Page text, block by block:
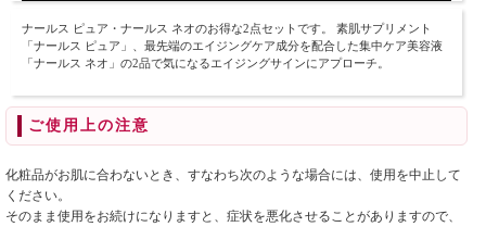
ナールス ピュア・ナールス ネオのお得な2点セットです。 素肌サプリメント
「ナールス ピュア」、最先端のエイジングケア成分を配合した集中ケア美容液
「ナールス ネオ」の2品で気になるエイジングサインにアプローチ。
ご使用上の注意
化粧品がお肌に合わないとき、すなわち次のような場合には、使用を中止して
ください。
そのまま使用をお続けになりますと、症状を悪化させることがありますので、